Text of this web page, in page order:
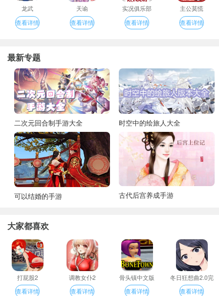
龙武
查看详情
天谕
查看详情
实况俱乐部
查看详情
主公莫慌
查看详情
最新专题
二次元回合制手游大全 时空中的绘旅人大全
可以结婚的手游 古代后宫养成手游
大家都喜欢
打屁股2
查看详情
调教女仆2
查看详情
骨头镇中文版
查看详情
冬日狂想曲2.0完
整汉化版
查看详情